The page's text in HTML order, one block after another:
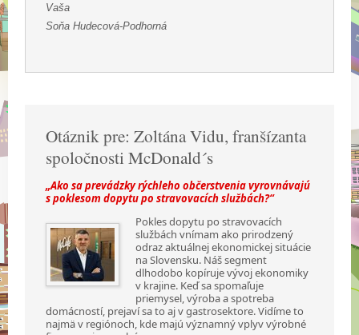
Vaša
Soňa Hudecová-Podhorná
Otáznik pre: Zoltána Vidu, franšízanta
spoločnosti McDonald´s
„Ako sa prevádzky rýchleho občerstvenia vyrovnávajú
s poklesom dopytu po stravovacích službách?“
Pokles dopytu po stravovacích
službách vnímam ako prirodzený
odraz aktuálnej ekonomickej situácie
na Slovensku. Náš segment
dlhodobo kopíruje vývoj ekonomiky
v krajine. Keď sa spomaľuje
priemysel, výroba a spotreba
domácností, prejaví sa to aj v gastrosektore. Vidíme to
najmä v regiónoch, kde majú významný vplyv výrobné